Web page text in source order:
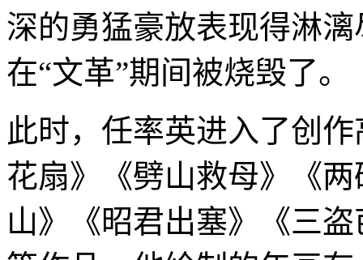
深的勇猛豪放表现得淋
在“文革”期间被烧毁了。
此时，任率英进入了创
花扇》《劈山救母》《
山》《昭君出塞》《三